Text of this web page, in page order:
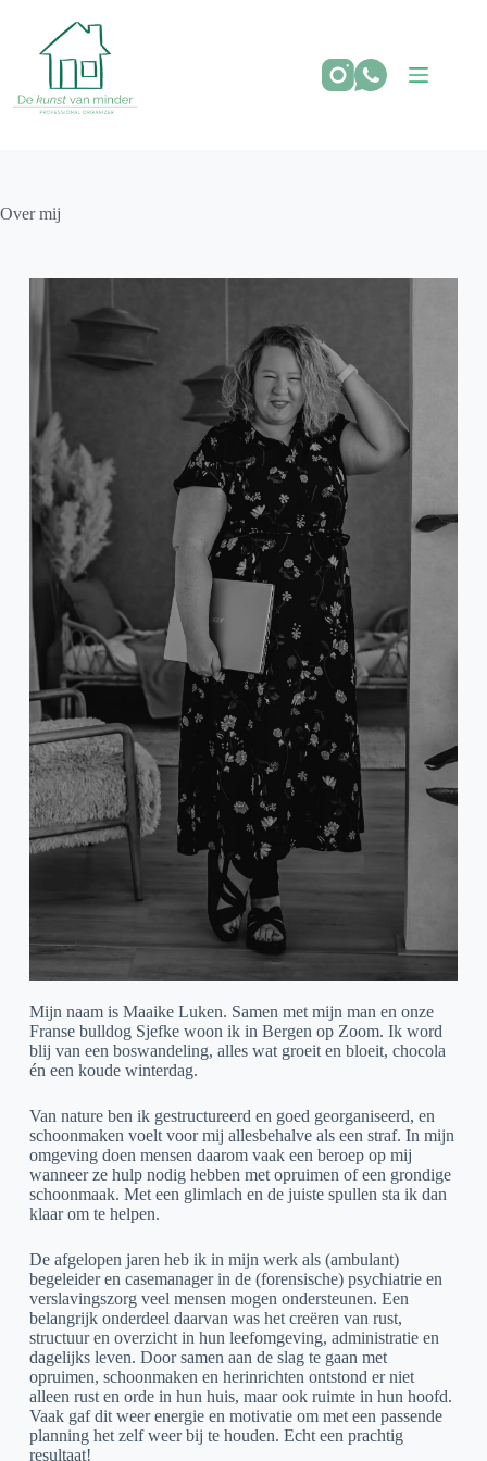
Over mij
Mijn naam is Maaike Luken. Samen met mijn man en onze
Franse bulldog Sjefke woon ik in Bergen op Zoom. Ik word
blij van een boswandeling, alles wat groeit en bloeit, chocola
én een koude winterdag.
Van nature ben ik gestructureerd en goed georganiseerd, en
schoonmaken voelt voor mij allesbehalve als een straf. In mijn
omgeving doen mensen daarom vaak een beroep op mij
wanneer ze hulp nodig hebben met opruimen of een grondige
schoonmaak. Met een glimlach en de juiste spullen sta ik dan
klaar om te helpen.
De afgelopen jaren heb ik in mijn werk als (ambulant)
begeleider en casemanager in de (forensische) psychiatrie en
verslavingszorg veel mensen mogen ondersteunen. Een
belangrijk onderdeel daarvan was het creëren van rust,
structuur en overzicht in hun leefomgeving, administratie en
dagelijks leven. Door samen aan de slag te gaan met
opruimen, schoonmaken en herinrichten ontstond er niet
alleen rust en orde in hun huis, maar ook ruimte in hun hoofd.
Vaak gaf dit weer energie en motivatie om met een passende
planning het zelf weer bij te houden. Echt een prachtig
resultaat!